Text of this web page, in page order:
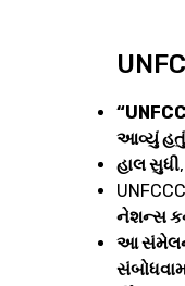
આવ્યું
હાલ સુધી,
UNFCCC
નેશન્સ
આ